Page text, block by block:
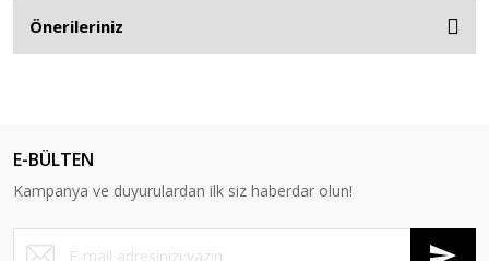
Önerileriniz
E-BÜLTEN
Kampanya ve duyurulardan ilk siz haberdar olun!